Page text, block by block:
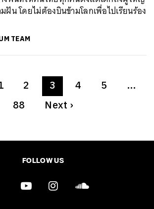
ฝัน โดยไม่ต้องบินข้ามโลกเพื่อไปเรียนร้อง
TEAM
2 3 4 5
…
88
Next ›
FOLLOW US